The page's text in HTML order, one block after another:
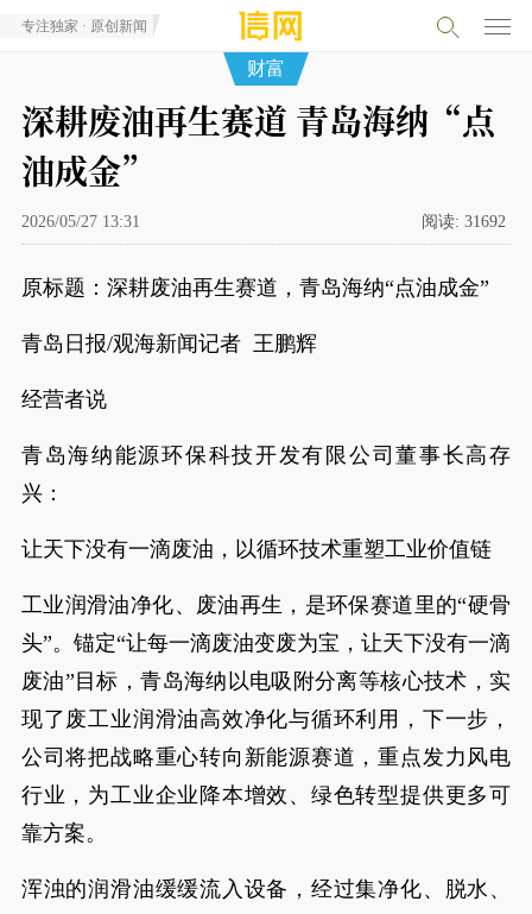
专注独家 · 原创新闻
财富
深耕废油再生赛道 青岛海纳“点
油成金”
2026/05/27 13:31 阅读: 31692
原标题：深耕废油再生赛道，青岛海纳“点油成金”
青岛日报/观海新闻记者 王鹏辉
经营者说
青岛海纳能源环保科技开发有限公司董事长高存
兴：
让天下没有一滴废油，以循环技术重塑工业价值链
工业润滑油净化、废油再生，是环保赛道里的“硬骨
头”。锚定“让每一滴废油变废为宝，让天下没有一滴
废油”目标，青岛海纳以电吸附分离等核心技术，实
现了废工业润滑油高效净化与循环利用，下一步，
公司将把战略重心转向新能源赛道，重点发力风电
行业，为工业企业降本增效、绿色转型提供更多可
靠方案。
浑浊的润滑油缓缓流入设备，经过集净化、脱水、